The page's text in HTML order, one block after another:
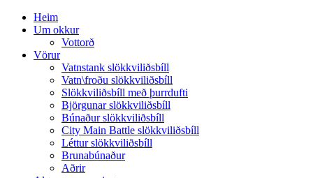
Heim
Um okkur
Vottorð
Vörur
Vatnstank slökkviliðsbíll
Vatn\froðu slökkviliðsbíll
Slökkviliðsbíll með þurrdufti
Björgunar slökkviliðsbíll
Búnaður slökkviliðsbíll
City Main Battle slökkviliðsbíll
Léttur slökkviliðsbíll
Brunabúnaður
Aðrir